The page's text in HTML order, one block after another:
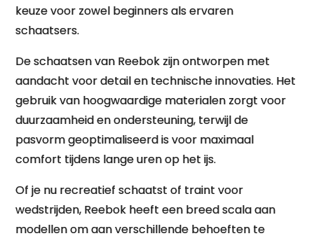
keuze voor zowel beginners als ervaren
schaatsers.
De schaatsen van Reebok zijn ontworpen met
aandacht voor detail en technische innovaties. Het
gebruik van hoogwaardige materialen zorgt voor
duurzaamheid en ondersteuning, terwijl de
pasvorm geoptimaliseerd is voor maximaal
comfort tijdens lange uren op het ijs.
Of je nu recreatief schaatst of traint voor
wedstrijden, Reebok heeft een breed scala aan
modellen om aan verschillende behoeften te